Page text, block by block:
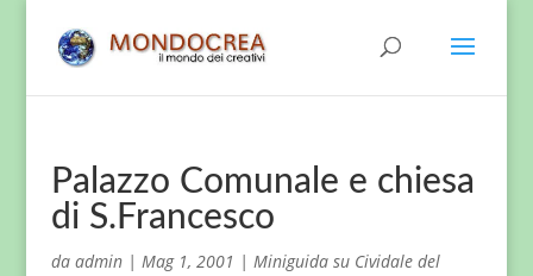
Palazzo Comunale e chiesa
di S.Francesco
da admin| Mag 1, 2001 | Miniguida su Cividale del